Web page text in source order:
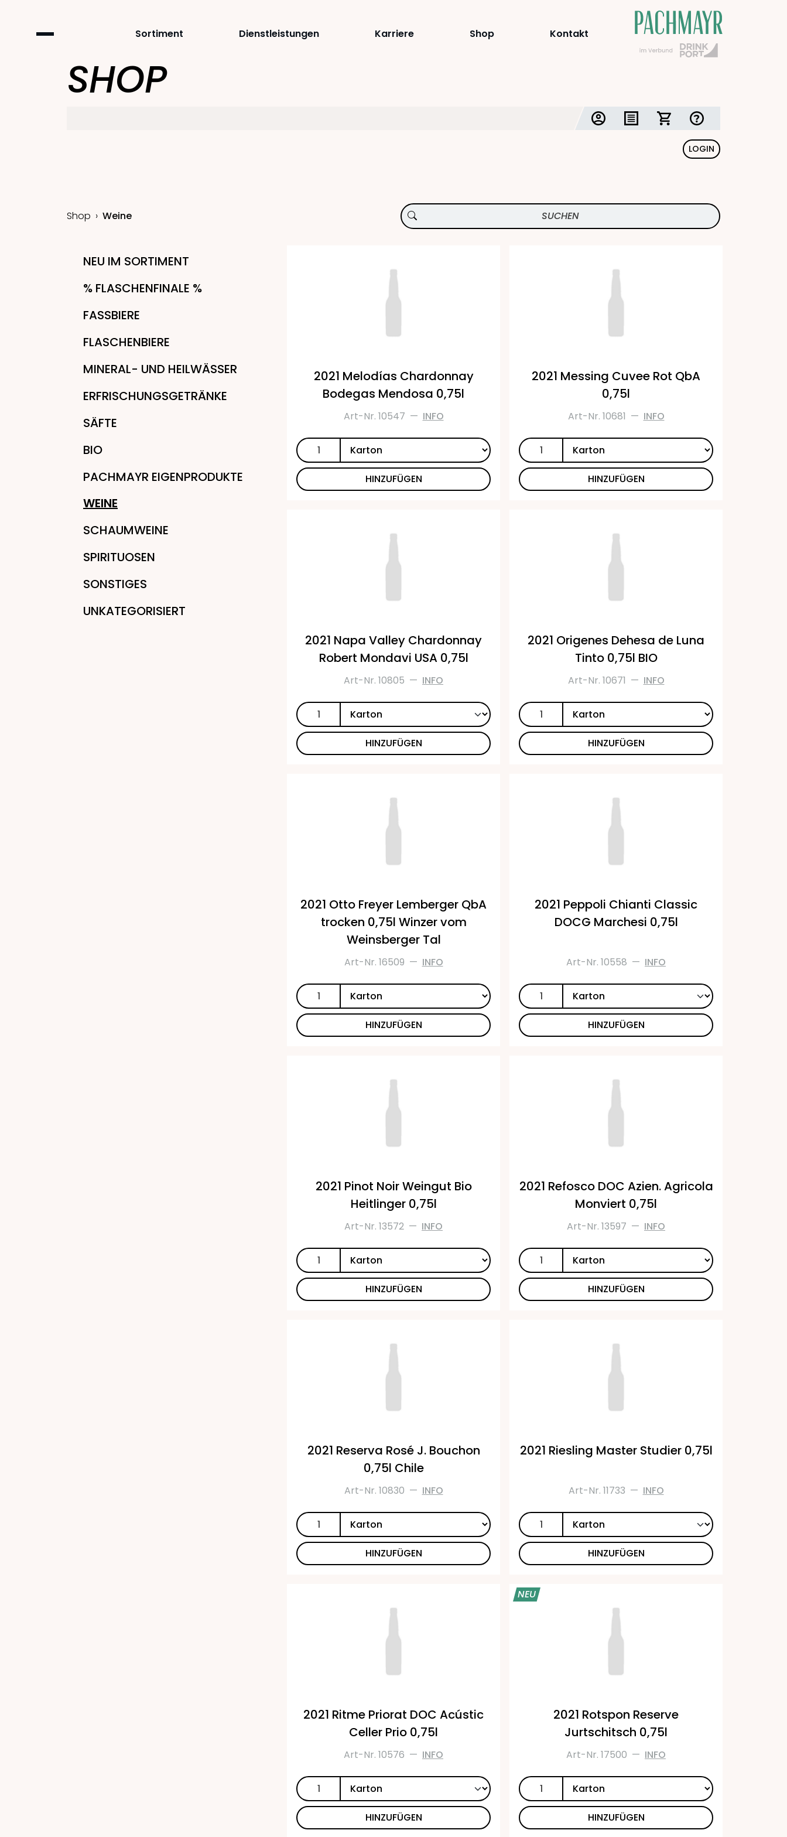
Sortiment Dienstleistungen Karriere Shop Kontakt
SHOP
LOGIN
Shop Weine
NEU IM SORTIMENT
% FLASCHENFINALE %
FASSBIERE
FLASCHENBIERE
MINERAL- UND HEILWÄSSER
ERFRISCHUNGSGETRÄNKE
SÄFTE
BIO
PACHMAYR EIGENPRODUKTE
WEINE
SCHAUMWEINE
SPIRITUOSEN
SONSTIGES
UNKATEGORISIERT
2021 Melodías Chardonnay
Bodegas Mendosa 0,75l
Art-Nr. 10547 — INFO
HINZUFÜGEN
2021 Messing Cuvee Rot QbA
0,75l
Art-Nr. 10681 — INFO
HINZUFÜGEN
2021 Napa Valley Chardonnay
Robert Mondavi USA 0,75l
Art-Nr. 10805 — INFO
HINZUFÜGEN
2021 Origenes Dehesa de Luna
Tinto 0,75l BIO
Art-Nr. 10671 — INFO
HINZUFÜGEN
2021 Otto Freyer Lemberger QbA
trocken 0,75l Winzer vom
Weinsberger Tal
Art-Nr. 16509 — INFO
HINZUFÜGEN
2021 Peppoli Chianti Classic
DOCG Marchesi 0,75l
Art-Nr. 10558 — INFO
HINZUFÜGEN
2021 Pinot Noir Weingut Bio
Heitlinger 0,75l
Art-Nr. 13572 — INFO
HINZUFÜGEN
2021 Refosco DOC Azien. Agricola
Monviert 0,75l
Art-Nr. 13597 — INFO
HINZUFÜGEN
2021 Reserva Rosé J. Bouchon
0,75l Chile
Art-Nr. 10830 — INFO
HINZUFÜGEN
2021 Riesling Master Studier 0,75l
Art-Nr. 11733 — INFO
HINZUFÜGEN
2021 Ritme Priorat DOC Acústic
Celler Prio 0,75l
Art-Nr. 10576 — INFO
HINZUFÜGEN
NEU
2021 Rotspon Reserve
Jurtschitsch 0,75l
Art-Nr. 17500 — INFO
HINZUFÜGEN